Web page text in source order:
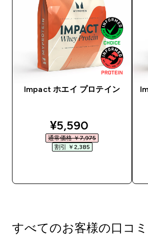
Impact ホエイ プロテイン
discounted price
¥5,590‎
通常価格 ￥7,975‎
割引 ￥2,385‎
すべてのお客様の口コミ